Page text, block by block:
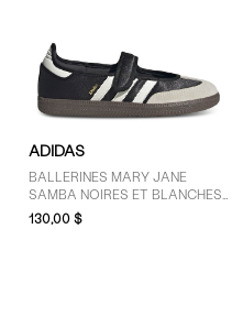
Brun (70)
Gris (122)
Jaune (2)
Mauve (10)
ADIDAS
BALLERINES MARY JANE
SAMBA NOIRES ET BLANCHES
POUR FEMMES
130,00 $